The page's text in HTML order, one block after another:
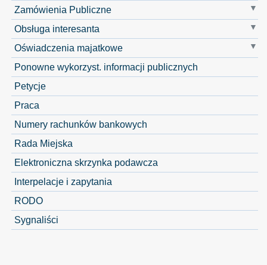
Zamówienia Publiczne
Obsługa interesanta
Oświadczenia majatkowe
Ponowne wykorzyst. informacji publicznych
Petycje
Praca
Numery rachunków bankowych
Rada Miejska
Elektroniczna skrzynka podawcza
Interpelacje i zapytania
RODO
Sygnaliści